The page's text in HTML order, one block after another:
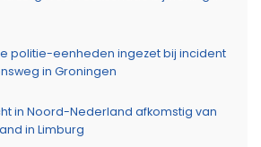
politie-eenheden ingezet bij incident
in Groningen
in Noord-Nederland afkomstig van
in Limburg